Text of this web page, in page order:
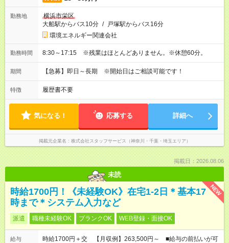
勤務地
横浜市栄区
大船駅からバス10分 / 戸塚駅からバス16分
環境エネルギー関連会社
勤務時間 8:30～17:15 ※残業はほとんどありません。※休憩60分。
期間 【急募】即日～長期 ※開始日はご相談可能です！
特徴 履歴書不要
気になる！ 応募する 詳細へ
掲載元企業名 株式会社スタッフサービス（神奈川・千葉・埼玉エリア）
掲載日：2026.08.06
未読
NEW
時給1700円！《未経験OK》在宅1-2日＊基本17
時まで＊システム入力など
派遣 職種未経験OK ブランクOK WEB登録・面接OK
給与
時給1700円＋交 【月収例】263,500円～ ■給与の前払いが可